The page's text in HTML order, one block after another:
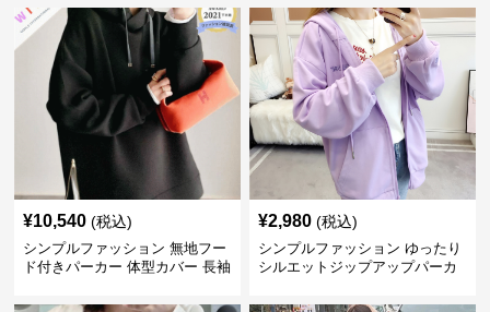
¥10,540 (税込)
シンプルファッション 無地フー
ド付きパーカー 体型カバー 長袖
¥2,980 (税込)
シンプルファッション ゆったり
シルエットジップアップパーカ